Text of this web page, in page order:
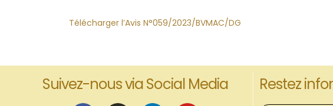
Télécharger l’Avis N°059/2023/BVMAC/DG
Suivez-nous via Social Media Restez